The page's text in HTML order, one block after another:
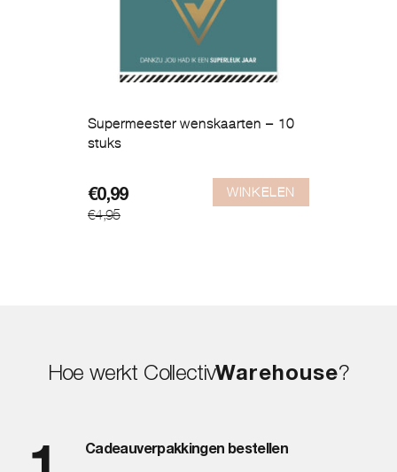
Supermeester wenskaarten – 10
stuks
€4,95
Oorspronkelijke
prijs
€0,99
Huidige
prijs
WINKELEN
Hoe werkt CollectivWarehouse?
Cadeauverpakkingen bestellen